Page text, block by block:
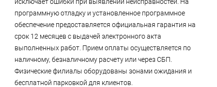
программную отладку и установленное программное
обеспечение предоставляется официальная гарантия на
срок 12 месяцев с выдачей электронного акта
выполненных работ. Прием оплаты осуществляется по
наличному, безналичному расчету или через СБП.
Физические филиалы оборудованы зонами ожидания и
бесплатной парковкой для клиентов.